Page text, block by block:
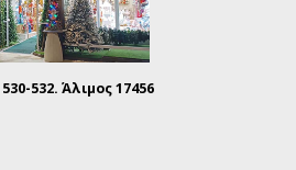
532. Άλιμος 17456